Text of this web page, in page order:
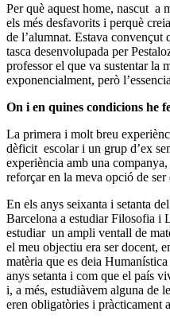
Per què aquest home, nascut a
els més desfavorits i perquè
de l’alumnat. Estava convençut
tasca desenvolupada per
professor el que va sustentar la
exponencialment, però
On i en quines condicions he
La primera i molt breu
dèficit escolar i un grup d’ex
experiència amb una
reforçar en la meva opció de ser
En els anys seixanta i setanta
Barcelona a estudiar Filosofia i
estudiar un ampli ventall de
el meu objectiu era ser docent,
matèria que es deia
anys setanta i com que el país
i, a més, estudiàvem alguna de
eren obligatòries i pràcticament